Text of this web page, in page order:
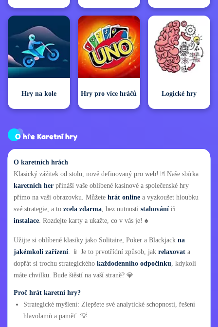
Hry na kole Hry pro více hráčů Logické hry
O hře Karetní hry
O karetních hrách
Klasický zážitek od stolu, nově definovaný pro web! 🃏 Naše sbírka
karetních her přináší vaše oblíbené kasinové a společenské hry
přímo na vaši obrazovku. Můžete hrát online a vyzkoušet hloubku
své strategie, a to zcela zdarma , bez nutnosti stahování či
instalace . Rozdejte karty a ukažte, co v vás je! ♠️
Užijte si oblíbené klasiky jako Solitaire, Poker a Blackjack na
jakémkoli zařízení . 📱 Je to prvotřídní způsob, jak relaxovat a
dopřát si trochu strategického každodenního odpočinku , kdykoli
máte chvilku. Bude štěstí na vaší straně? 💎
Proč hrát karetní hry?
Strategické myšlení: Zlepšete své analytické schopnosti, řešení
hlavolamů a paměť. 💡